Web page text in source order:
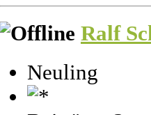
Ralf
Neuling